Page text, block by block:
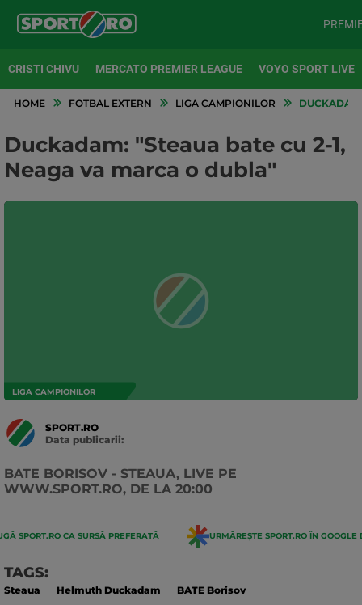
CRISTI CHIVU MERCATO PREMIER LEAGUE VOYO SPORT LIVE
HOME FOTBAL EXTERN LIGA CAMPIONILOR
Duckadam: "Steaua bate cu 2-1,
Neaga va marca o dubla"
LIGA CAMPIONILOR
SPORT.RO
Data publicarii:
BATE BORISOV - STEAUA, LIVE PE
WWW.SPORT.RO, DE LA 20:00
SPORT.RO CA SURSĂ PREFERATĂ URMĂREȘTE SPORT.RO ÎN GOOGLE
TAGS:
Steaua Helmuth Duckadam BATE Borisov